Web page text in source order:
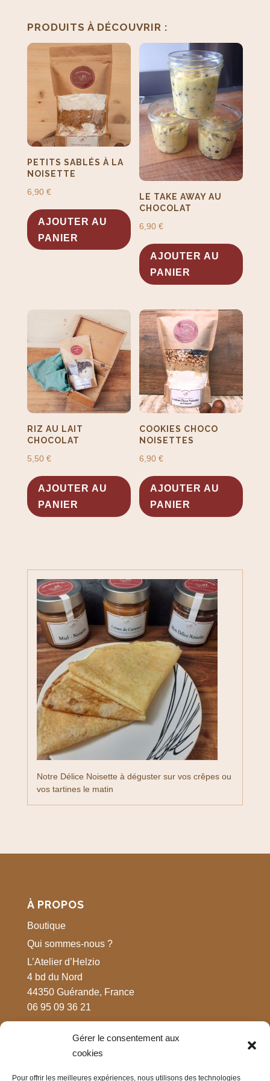
Gérer le consentement aux
cookies
Pour offrir les meilleures expériences, nous utilisons des technologies
PRODUITS À DÉCOUVRIR :
PRODUITS SIMILAIRES
PETITS SABLÉS À LA
NOISETTE
6,90 €
AJOUTER AU
PANIER
LE TAKE AWAY AU
CHOCOLAT
6,90€
AJOUTER AU
PANIER
RIZ AU LAIT
CHOCOLAT
5,50 €
AJOUTER AU
PANIER
COOKIES CHOCO
NOISETTES
6,90€
AJOUTER AU
PANIER
Notre Délice Noisette à déguster sur vos crêpes ou
vos tartines le matin
À PROPOS
Boutique
Qui sommes-nous ?
L’Atelier d’Helzio
4 bd du Nord
44350 Guérande, France
06 95 09 36 21
MENTIONS LÉGALES